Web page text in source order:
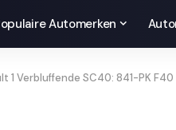
Automerken
1 Verbluffende SC40: 841-PK